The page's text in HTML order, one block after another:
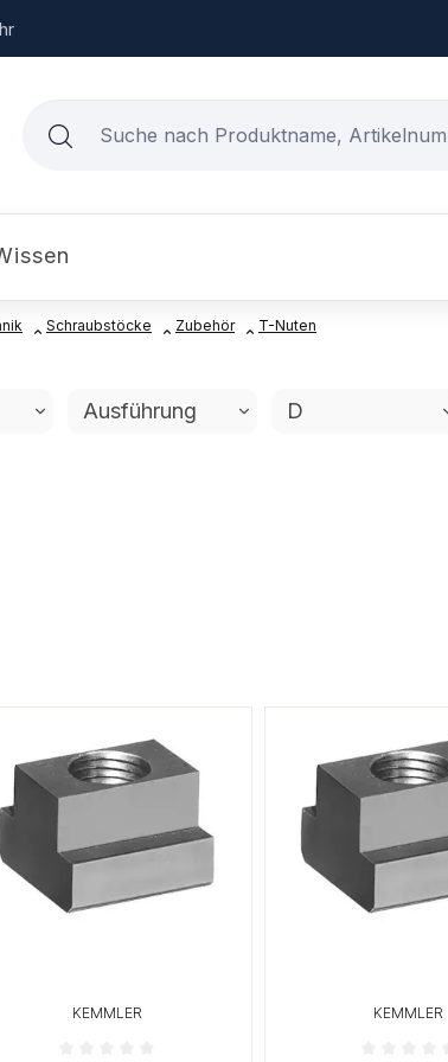
Schraubstöcke Zubehör T-Nuten
Ausführung D
KEMMLER KEMMLER